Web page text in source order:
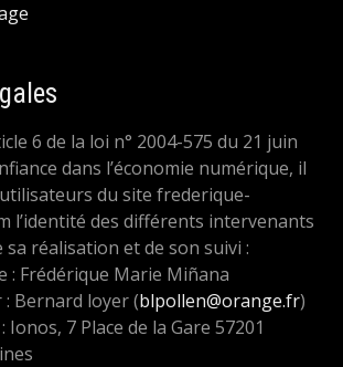
6 de la loi n° 2004-575 du 21 juin
dans l’économie numérique, il
du site frederique-
l’identité des différents intervenants
sa réalisation et de son suivi :
: Frédérique Marie Miñana
Bernard loyer (blpollen@orange.fr)
Ionos, 7 Place de la Gare 57201